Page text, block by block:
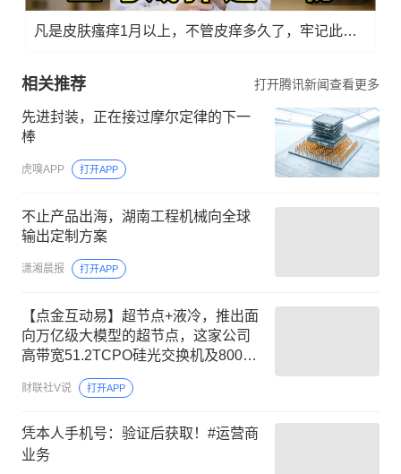
凡是皮肤瘙痒1月以上，不管皮痒多久了，牢记此法，快！准！狠！
相关推荐 打开腾讯新闻查看更多
先进封装，正在接过摩尔定律的下一
棒
虎嗅APP 打开APP
不止产品出海，湖南工程机械向全球
输出定制方案
潇湘晨报 打开APP
【点金互动易】超节点+液冷，推出面
向万亿级大模型的超节点，这家公司
高带宽51.2TCPO硅光交换机及800G
国芯产品已实现批量交付
财联社V说 打开APP
凭本人手机号：验证后获取！#运营商
业务